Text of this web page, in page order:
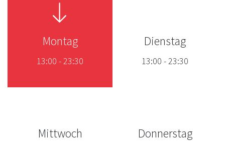
Montag
13:00 -23:30
Dienstag
13:00 -23:30
Mittwoch Donnerstag